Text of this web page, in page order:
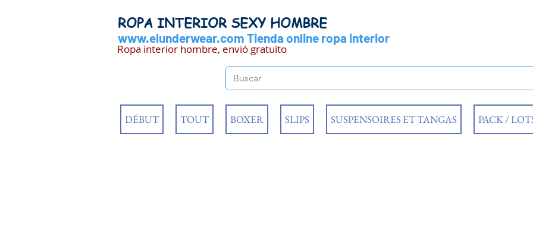
ROPA INTERIOR SEXY HOMBRE
www.elunderwear.com Tienda online ropa interior
Ropa interior hombre, envió gratuito
DÉBUT TOUT BOXER SLIPS SUSPENSOIRES ET TANGAS PACK /